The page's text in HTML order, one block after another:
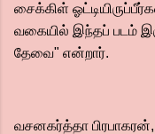
சைக்கிள்
வகையில் இந்தப் படம்
தேவை" என்றார்.
வசனகர்த்தா